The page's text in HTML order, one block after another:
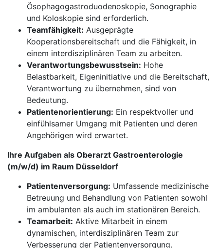
Ösophagogastroduodenoskopie, Sonographie
und Koloskopie sind erforderlich.
Teamfähigkeit: Ausgeprägte
Kooperationsbereitschaft und die Fähigkeit, in
einem interdisziplinären Team zu arbeiten.
Verantwortungsbewusstsein: Hohe
Belastbarkeit, Eigeninitiative und die Bereitschaft,
Verantwortung zu übernehmen, sind von
Bedeutung.
Patientenorientierung: Ein respektvoller und
einfühlsamer Umgang mit Patienten und deren
Angehörigen wird erwartet.
Ihre Aufgaben als Oberarzt Gastroenterologie
(m/w/d) im Raum Düsseldorf
Patientenversorgung: Umfassende medizinische
Betreuung und Behandlung von Patienten sowohl
im ambulanten als auch im stationären Bereich.
Teamarbeit: Aktive Mitarbeit in einem
dynamischen, interdisziplinären Team zur
Verbesserung der Patientenversorgung.